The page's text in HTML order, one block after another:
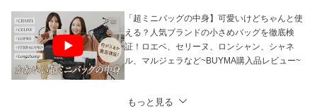
「超ミニバッグの中身】可愛いけどちゃんと使
える？人気ブランドの小さめバッグを徹底検
証！ロエベ、セリーヌ、ロンシャン、シャネ
ル、マルジェラなど~BUYMA購入品レビュー~
もっと見る